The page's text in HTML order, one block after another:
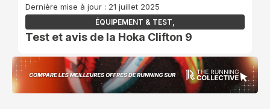
Dernière mise à jour : 21 juillet 2025
ÉQUIPEMENT & TEST
Test et avis de la Hoka Clifton 9